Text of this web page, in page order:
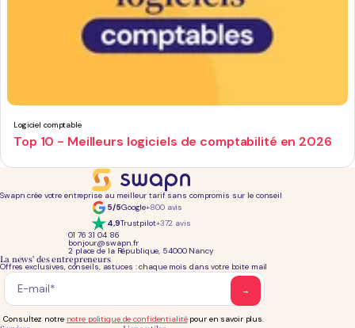
Logiciel comptable
Top 10 - Meilleurs logiciels de comptabilité en 2026
Swapn crée votre entreprise au meilleur tarif sans compromis sur le conseil
5/5Google+800 avis
4,9Trustpilot+372 avis
01 76 31 04 86
bonjour@swapn.fr
2 place de la République, 54000 Nancy
La news' des entrepreneurs
Offres exclusives, conseils, astuces : chaque mois dans votre boite mail
Consultez notre notre politique de confidentialitépour en savoir plus.